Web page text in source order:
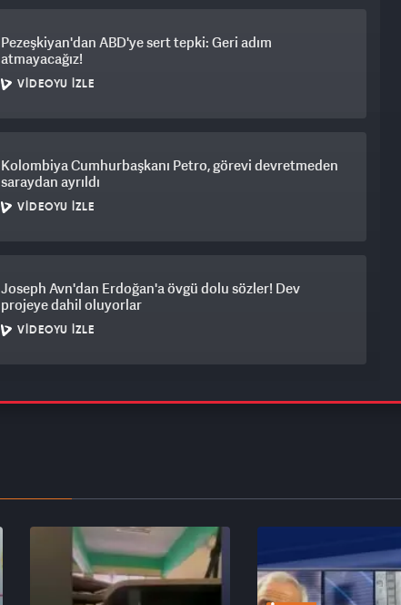
Pezeşkiyan'dan ABD'ye sert tepki: Geri adım
atmayacağız!
VIDEOYU İZLE
Kolombiya Cumhurbaşkanı Petro, görevi devretmeden
saraydan ayrıldı
VIDEOYU İZLE
Joseph Avn'dan Erdoğan'a övgü dolu sözler! Dev
projeye dahil oluyorlar
VIDEOYU İZLE
İran'dan "Mekke Anlaşması" açıklaması!
VIDEOYU İZLE